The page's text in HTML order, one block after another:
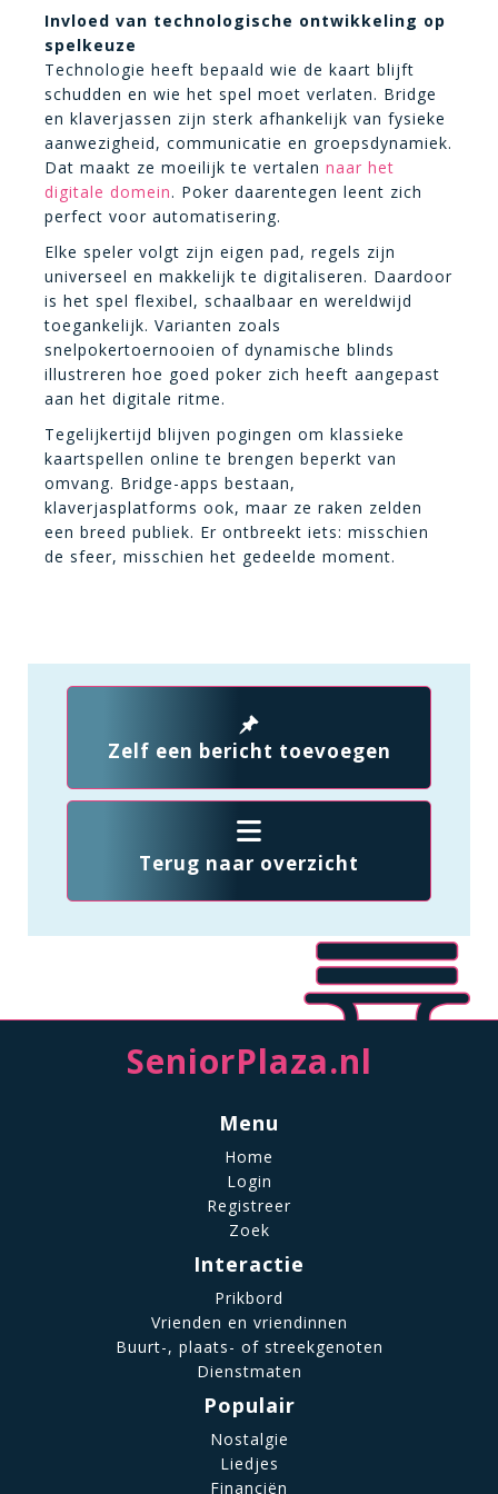
Invloed van technologische ontwikkeling op
spelkeuze
Technologie heeft bepaald wie de kaart blijft
schudden en wie het spel moet verlaten. Bridge
en klaverjassen zijn sterk afhankelijk van fysieke
aanwezigheid, communicatie en groepsdynamiek.
Dat maakt ze moeilijk te vertalen naar het
digitale domein. Poker daarentegen leent zich
perfect voor automatisering.
Elke speler volgt zijn eigen pad, regels zijn
universeel en makkelijk te digitaliseren. Daardoor
is het spel flexibel, schaalbaar en wereldwijd
toegankelijk. Varianten zoals
snelpokertoernooien of dynamische blinds
illustreren hoe goed poker zich heeft aangepast
aan het digitale ritme.
Tegelijkertijd blijven pogingen om klassieke
kaartspellen online te brengen beperkt van
omvang. Bridge-apps bestaan,
klaverjasplatforms ook, maar ze raken zelden
een breed publiek. Er ontbreekt iets: misschien
de sfeer, misschien het gedeelde moment.
Zelf een bericht toevoegen
Terug naar overzicht
SeniorPlaza.nl
Menu
Home
Login
Registreer
Zoek
Interactie
Prikbord
Vrienden en vriendinnen
Buurt-, plaats- of streekgenoten
Dienstmaten
Populair
Nostalgie
Liedjes
Financiën